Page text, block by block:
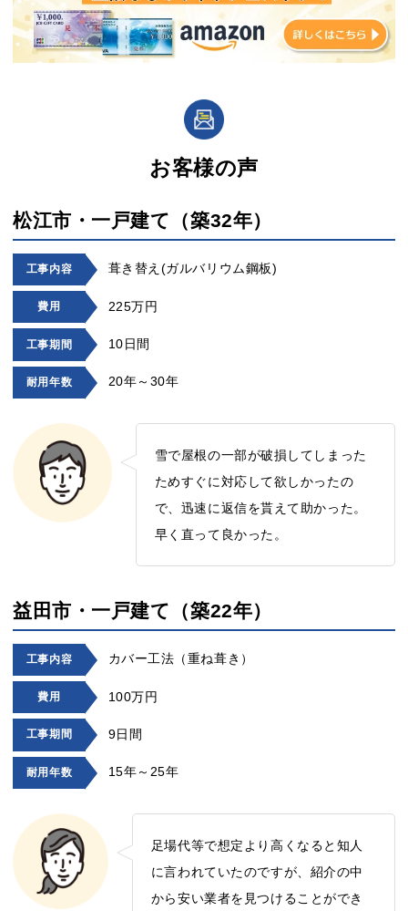
お客様の声
松江市・一戸建て（築32年）
工事内容 葺き替え(ガルバリウム鋼板)
費用 225万円
工事期間 10日間
耐用年数 20年～30年
雪で屋根の一部が破損してしまった
ためすぐに対応して欲しかったの
で、迅速に返信を貰えて助かった。
早く直って良かった。
益田市・一戸建て（築22年）
工事内容 カバー工法（重ね葺き）
費用 100万円
工事期間 9日間
耐用年数 15年～25年
足場代等で想定より高くなると知人
に言われていたのですが、紹介の中
から安い業者を見つけることができ